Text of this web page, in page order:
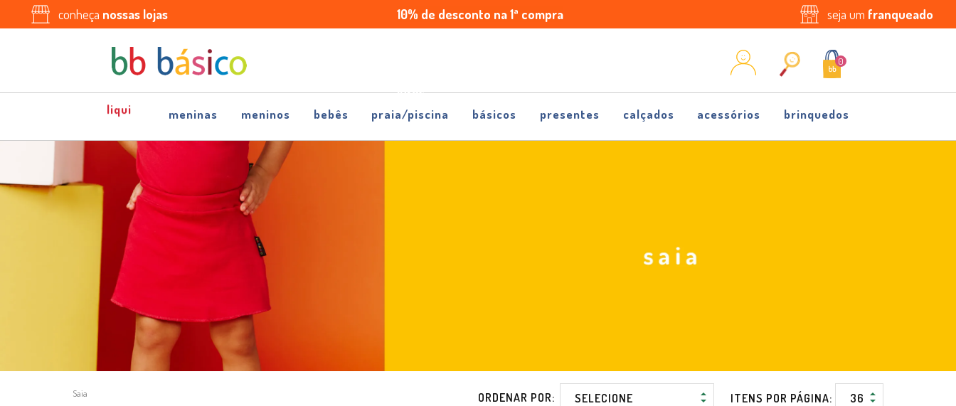
conheça nossas lojas 10% de desconto na 1ª compra
Enviamos
para
Parcele
em
juros
seja um franqueado
0
meninas meninos bebês praia/piscina básicos calçados acessórios brinquedos
presentes
Saia ORDENAR POR: ITENS POR PÁGINA: